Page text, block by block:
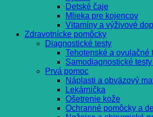
Detské čaje
Mlieka pre kojencov
Vitamíny a výživové
Zdravotnícke pomôcky
Diagnostické testy
Tehotenské a ovulačné
Samodiagnostické
Prvá pomoc
Náplasti a obväzový
Lekárnička
Ošetrenie kože
Ochranné pomôcky a